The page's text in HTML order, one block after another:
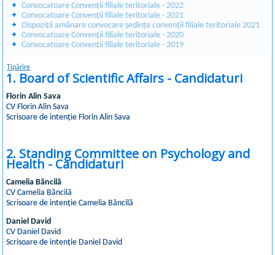
Convocatoare Convenții filiale teritoriale - 2022
Convocatoare Convenții filiale teritoriale - 2021
Dispoziții amânare convocare ședințe convenții filiale teritoriale 2021
Convocatoare Convenții filiale teritoriale - 2020
Convocatoare Convenții filiale teritoriale - 2019
Tipărire
1. Board of Scientific Affairs - Candidaturi
Florin Alin Sava
CV Florin Alin Sava
Scrisoare de intenție Florin Alin Sava
2. Standing Committee on Psychology and
Health - Candidaturi
Camelia Băncilă
CV Camelia Băncilă
Scrisoare de intenție Camelia Băncilă
Daniel David
CV Daniel David
Scrisoare de intenție Daniel David